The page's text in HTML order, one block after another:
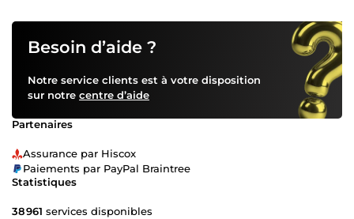
Besoin d’aide ?
Notre service clients est à votre disposition
sur notre centre d’aide
Partenaires
Assurance par Hiscox
Paiements par PayPal Braintree
Statistiques
38 961 services disponibles